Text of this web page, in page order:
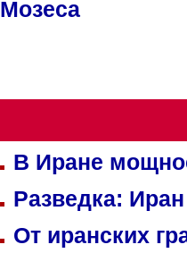
Мозеса
В Иране
Разведка:
От иранских